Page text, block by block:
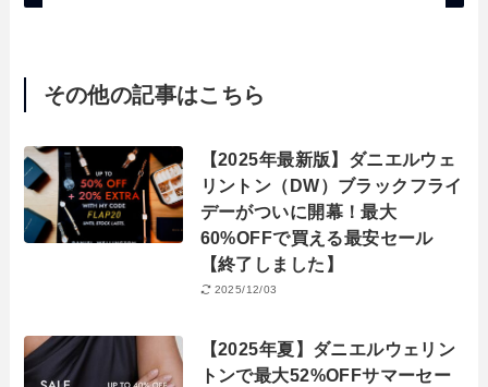
その他の記事はこちら
【2025年最新版】ダニエルウェ
リントン（DW）ブラックフライ
デーがついに開幕！最大
60%OFFで買える最安セール
【終了しました】
2025/12/03
【2025年夏】ダニエルウェリン
トンで最大52%OFFサマーセー